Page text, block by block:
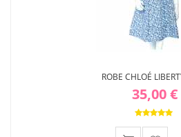
ROBE CHLOÉ
35,00 €